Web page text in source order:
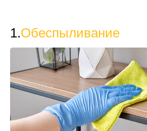
1.Обеспыливание